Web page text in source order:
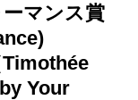
マンス賞
Your